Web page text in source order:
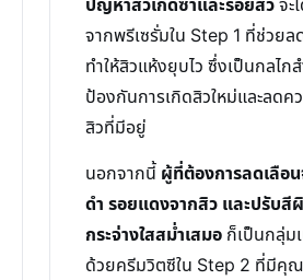
ปัญหาสิวเกิดซ้ำและรอยสิวจะ
จากพรีเซรั่มใน Step 1 ที่ช่วย
ทำให้สิวแห้งยุบไว ซึ่งเป็นกลไก
ป้องกันการเกิดสิวใหม่และลดค
สิวที่มีอยู่
นอกจากนี้ ผู้ที่ต้องการลดเลือ
ดำ รอยแดงจากสิว และปรับสี
กระจ่างใสสม่ำเสมอ ก็เป็นกลุ่ม
ด้วยครีมวิตซีใน Step 2 ที่มีคุ